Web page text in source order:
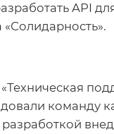
API
сайта». За это
команду